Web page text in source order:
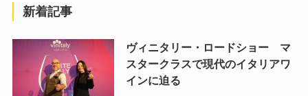
新着記事
ヴィニタリー・ロードショー マ
スタークラスで現代のイタリアワ
インに迫る